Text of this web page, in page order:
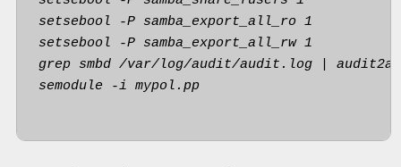
setsebool -P samba_export_all_ro 1
setsebool -P samba_export_all_rw 1
grep smbd /var/log/audit/audit.log |
semodule -i mypol.pp